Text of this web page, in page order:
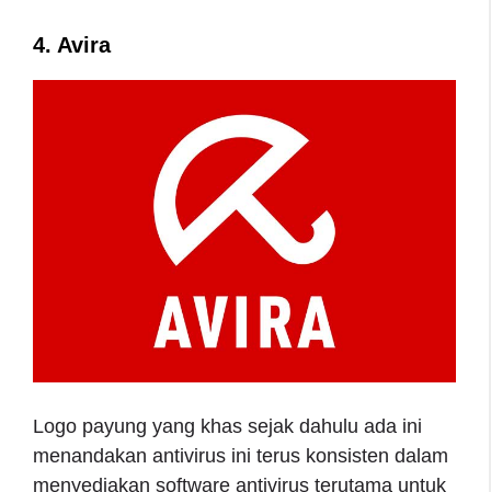
4. Avira
Logo payung yang khas sejak dahulu ada ini
menandakan antivirus ini terus konsisten dalam
menyediakan software antivirus terutama untuk